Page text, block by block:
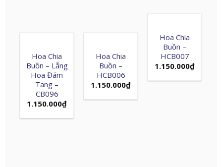
Hoa Chia
Buồn –
HCB007
1.150.000₫
Hoa Chia
Buồn – Lẵng
Hoa Đám
Tang –
CB096
1.150.000₫
Hoa Chia
Buồn –
HCB006
1.150.000₫